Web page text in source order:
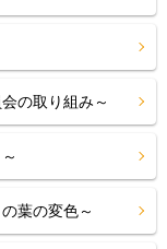
取り組み～
葉の変色～